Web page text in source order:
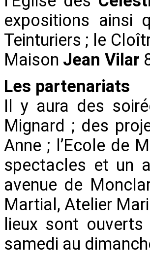
expositions ainsi
Teinturiers ; le
Maison Jean Vilar
Les partenariats
Il y aura des
Mignard ; des
Anne ; l’Ecole de
spectacles et un
avenue de
Martial, Atelier
lieux sont
samedi au